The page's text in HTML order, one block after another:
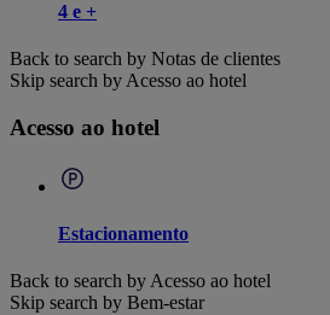
4 e +
Back to search by Notas de clientes
Skip search by Acesso ao hotel
Acesso ao hotel
Estacionamento
Back to search by Acesso ao hotel
Skip search by Bem-estar